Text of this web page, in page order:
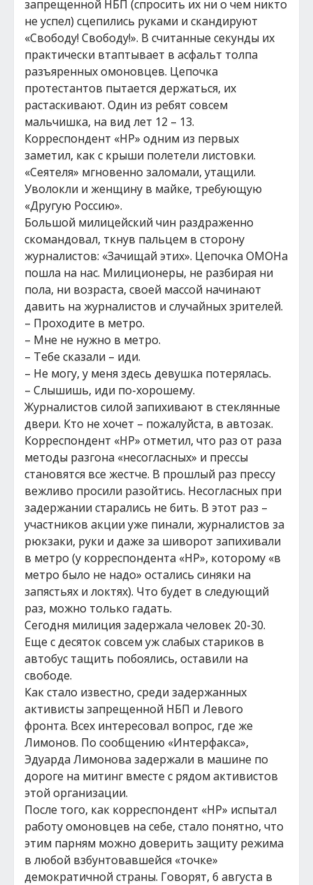
запрещенной НБП (спросить их ни о чем никто
не успел) сцепились руками и скандируют
«Свободу! Свободу!». В считанные секунды их
практически втаптывает в асфальт толпа
разъяренных омоновцев. Цепочка
протестантов пытается держаться, их
растаскивают. Один из ребят совсем
мальчишка, на вид лет 12 – 13.
Корреспондент «НР» одним из первых
заметил, как с крыши полетели листовки.
«Сеятеля» мгновенно заломали, утащили.
Уволокли и женщину в майке, требующую
«Другую Россию».
Большой милицейский чин раздраженно
скомандовал, ткнув пальцем в сторону
журналистов: «Зачищай этих». Цепочка ОМОНа
пошла на нас. Милиционеры, не разбирая ни
пола, ни возраста, своей массой начинают
давить на журналистов и случайных зрителей.
– Проходите в метро.
– Мне не нужно в метро.
– Тебе сказали – иди.
– Не могу, у меня здесь девушка потерялась.
– Слышишь, иди по-хорошему.
Журналистов силой запихивают в стеклянные
двери. Кто не хочет – пожалуйста, в автозак.
Корреспондент «НР» отметил, что раз от раза
методы разгона «несогласных» и прессы
становятся все жестче. В прошлый раз прессу
вежливо просили разойтись. Несогласных при
задержании старались не бить. В этот раз –
участников акции уже пинали, журналистов за
рюкзаки, руки и даже за шиворот запихивали
в метро (у корреспондента «НР», которому «в
метро было не надо» остались синяки на
запястьях и локтях). Что будет в следующий
раз, можно только гадать.
Сегодня милиция задержала человек 20-30.
Еще с десяток совсем уж слабых стариков в
автобус тащить побоялись, оставили на
свободе.
Как стало известно, среди задержанных
активисты запрещенной НБП и Левого
фронта. Всех интересовал вопрос, где же
Лимонов. По сообщению «Интерфакса»,
Эдуарда Лимонова задержали в машине по
дороге на митинг вместе с рядом активистов
этой организации.
После того, как корреспондент «НР» испытал
работу омоновцев на себе, стало понятно, что
этим парням можно доверить защиту режима
в любой взбунтовавшейся «точке»
демократичной страны. Говорят, 6 августа в